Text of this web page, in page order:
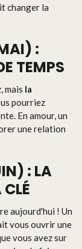
changer la
:
TEMPS
mais la
pourriez
En amour, un
une relation
: LA
aujourd'hui ! Un
vous ouvrir une
vous avez sur